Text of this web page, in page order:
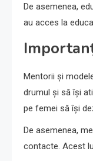
De asemenea,
au acces la
Mentorii și
drumul și să își
pe femei să își
De asemenea,
contacte. Acest